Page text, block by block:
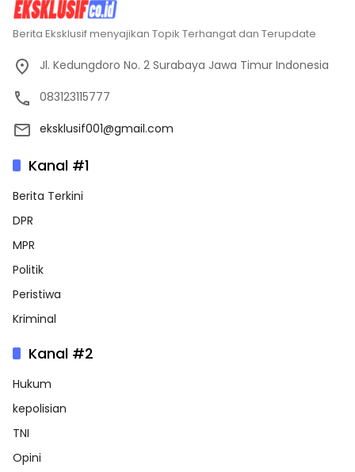
Berita Eksklusif menyajikan Topik Terhangat dan Terupdate
Jl. Kedungdoro No. 2 Surabaya Jawa Timur Indonesia
083123115777
eksklusif001@gmail.com
Kanal #1
Berita Terkini
DPR
MPR
Politik
Peristiwa
Kriminal
Kanal #2
Hukum
kepolisian
TNI
Opini